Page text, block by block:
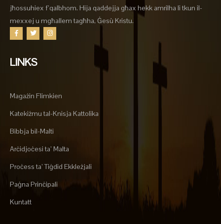
jħossuhiex f’qalbhom. Hija qaddejja għax hekk amrilha li tkun il-
mexxej u mgħallem tagħha, Ġesù Kristu.
LINKS
Magażin Flimkien
Katekiżmu tal-Knisja Kattolika
Bibbja bil-Malti
Arċidjoċesi ta’ Malta
Proċess ta’ Tiġdid Ekkleżjali
Paġna Prinċipali
Kuntatt